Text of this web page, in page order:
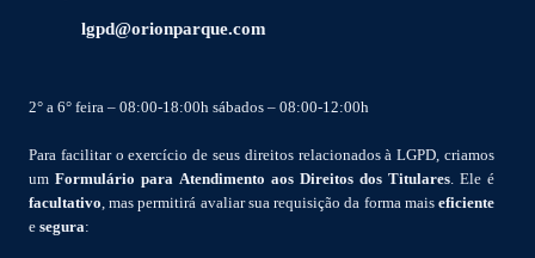
lgpd@orionparque.com
2° a 6° feira – 08:00-18:00h sábados – 08:00-12:00h
Para facilitar o exercício de seus direitos relacionados à LGPD, criamos
um Formulário para Atendimento aos Direitos dos Titulares. Ele é
facultativo, mas permitirá avaliar sua requisição da forma mais eficiente
e segura: